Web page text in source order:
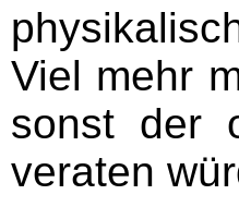
Viel mehr
sonst der
veraten